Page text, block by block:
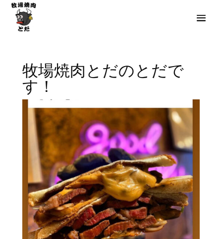
牧場焼肉とだのとだで
す！